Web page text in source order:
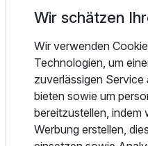
NEU - NEU: Wohlfühl-
des Hauses. Ab sofort
kuscheliger und äußerst
Entspannen mit -
Sauna, zwei Ruheräume
Auflagen, zwei
Grüne.
Wir schätzen
Wir verwenden
Technologien, um
zuverlässigen
bieten sowie um
bereitzustellen, indem
Werbung erstellen,